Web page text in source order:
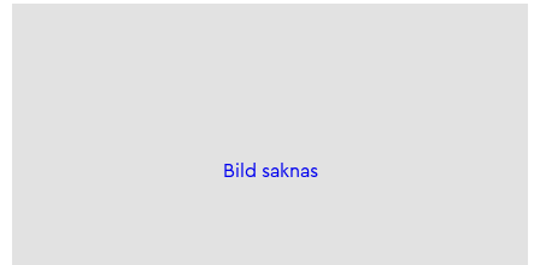
Bild saknas